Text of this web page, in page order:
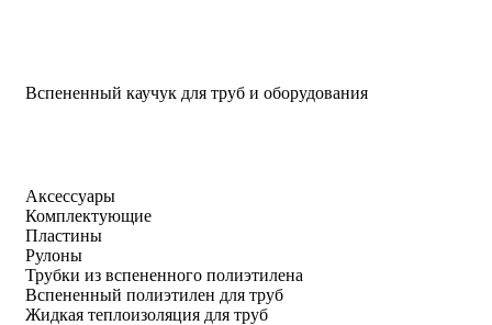
Вспененный каучук для труб и оборудования
Аксессуары
Комплектующие
Пластины
Рулоны
Трубки из вспененного полиэтилена
Вспененный полиэтилен для труб
Жидкая теплоизоляция для труб